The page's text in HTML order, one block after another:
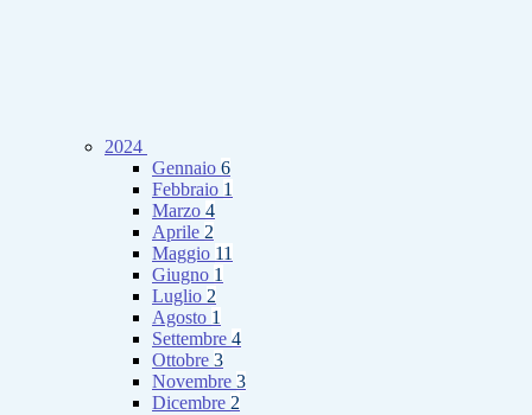
2024
Gennaio 6
Febbraio 1
Marzo 4
Aprile 2
Maggio 11
Giugno 1
Luglio 2
Agosto 1
Settembre 4
Ottobre 3
Novembre 3
Dicembre 2